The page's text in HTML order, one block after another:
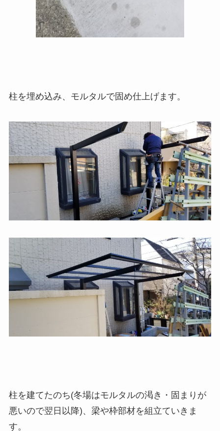
柱を埋め込み、モルタルで固め仕上げます。
柱を建てたのち(冬場はモルタルの渇き・固まりが
悪いので翌日以降)、梁や枠部材を組立ていきま
す。